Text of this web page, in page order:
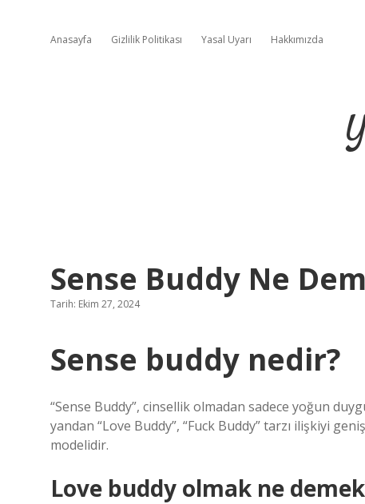
Anasayfa Gizlilik Politikası Yasal Uyarı Hakkımızda
Sense Buddy Ne
Tarih: Ekim 27, 2024
Sense buddy nedir?
“Sense Buddy”, cinsellik olmadan sadece yoğun
yandan “Love Buddy”, “Fuck Buddy” tarzı ilişkiyi
modelidir.
Love buddy olmak ne